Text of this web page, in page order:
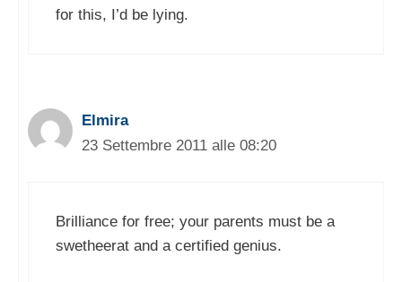
for this, I’d be lying.
Elmira
23 Settembre 2011 alle 08:20
Brilliance for free; your parents must be a
swetheerat and a certified genius.